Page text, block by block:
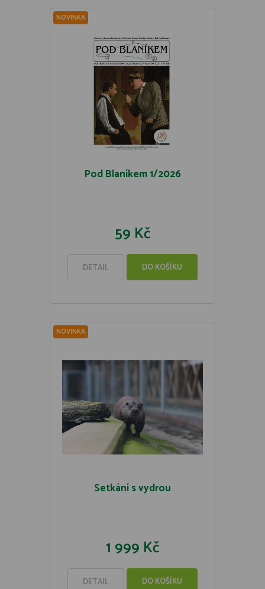
NOVINKA
Pod Blaníkem 1/2026
59 Kč
DETAIL DO KOŠÍKU
NOVINKA
Setkání s vydrou
1 999 Kč
DETAIL DO KOŠÍKU